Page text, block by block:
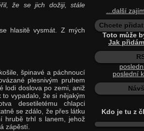
že se jich dožiji, stále
hlasitě vysmát. Z mých
špinavé a páchnoucí
plesnivým pruhem
lodi doslova po zemi, aniž
vypadalo, že si nějakým
desetiletému chlapci
se zdálo, že přes látku
hrubě trhl s lanem, jehož
zápěstí.
...další
Chcete
Toto může
Jak
poslední
Kdo je tu z